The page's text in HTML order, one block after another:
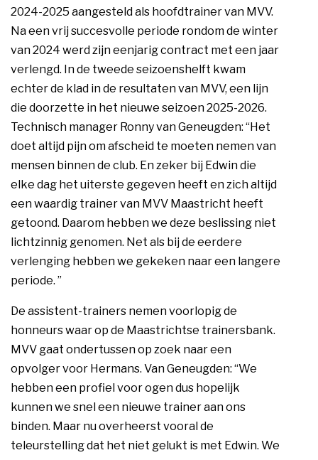
2024-2025 aangesteld als hoofdtrainer van MVV.
Na een vrij succesvolle periode rondom de winter
van 2024 werd zijn eenjarig contract met een jaar
verlengd. In de tweede seizoenshelft kwam
echter de klad in de resultaten van MVV, een lijn
die doorzette in het nieuwe seizoen 2025-2026.
Technisch manager Ronny van Geneugden: “Het
doet altijd pijn om afscheid te moeten nemen van
mensen binnen de club. En zeker bij Edwin die
elke dag het uiterste gegeven heeft en zich altijd
een waardig trainer van MVV Maastricht heeft
getoond. Daarom hebben we deze beslissing niet
lichtzinnig genomen. Net als bij de eerdere
verlenging hebben we gekeken naar een langere
periode. ”
De assistent-trainers nemen voorlopig de
honneurs waar op de Maastrichtse trainersbank.
MVV gaat ondertussen op zoek naar een
opvolger voor Hermans. Van Geneugden: “We
hebben een profiel voor ogen dus hopelijk
kunnen we snel een nieuwe trainer aan ons
binden. Maar nu overheerst vooral de
teleurstelling dat het niet gelukt is met Edwin. We